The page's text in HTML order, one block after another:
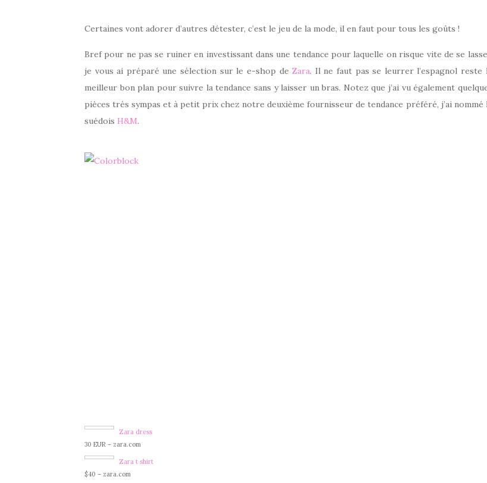
Certaines vont adorer d’autres détester, c’est le jeu de la mode, il en faut pour tous les goûts !
Bref pour ne pas se ruiner en investissant dans une tendance pour laquelle on risque vite de se
je vous ai préparé une sélection sur le e-shop deZara. Il ne faut pas se leurrer l’espagnol reste
meilleur bon plan pour suivre la tendance sans y laisser un bras. Notez que j’ai vu également
pièces très sympas et à petit prix chez notre deuxième fournisseur de tendance préféré, j’ai nommé
suédois H&M.
Zara dress
30 EUR – zara.com
Zara t shirt
$40 – zara.com